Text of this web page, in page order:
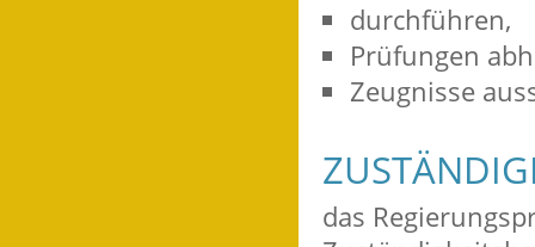
durchführen,
Prüfungen
Zeugnisse
das